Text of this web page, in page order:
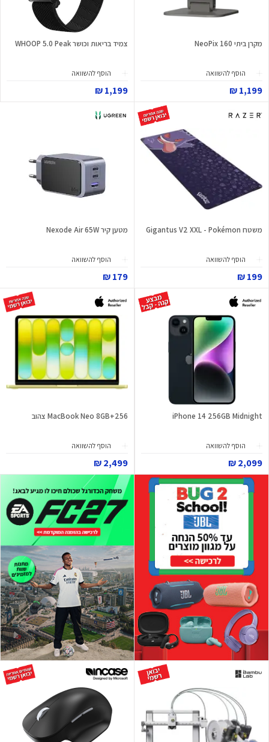
מקרן ביתי NeoPix 160
הוסף להשוואה
1,199 ₪
צמיד בריאות וכושר WHOOP 5.0 Peak
הוסף להשוואה
1,199 ₪
משטח Gigantus V2 XXL - Pokémon
הוסף להשוואה
199 ₪
מטען קיר Nexode Air 65W
הוסף להשוואה
179 ₪
iPhone 14 256GB Midnight
הוסף להשוואה
2,099 ₪
MacBook Neo 8GB+256 צהוב
הוסף להשוואה
2,499 ₪